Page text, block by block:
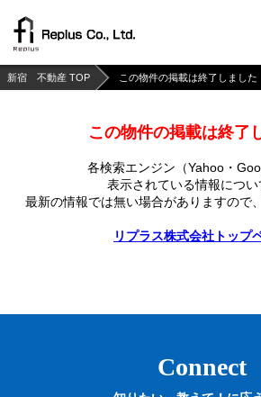
新宿 不動産 TOP この物件の掲載は終了しました
この物件の掲載は終了
各検索エンジン（Yahoo・
表示されている情報につい
最新の情報では無い場合がありますので、
リプラス株式会社トップ
Connect